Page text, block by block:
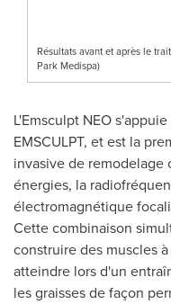
Résultats avant et après le
Park Medispa)
L'Emsculpt NEO
EMSCULPT, et est la
invasive de
énergies, la
électromagnétique
Cette combinaison
construire des muscles
atteindre lors d'un
les graisses de façon